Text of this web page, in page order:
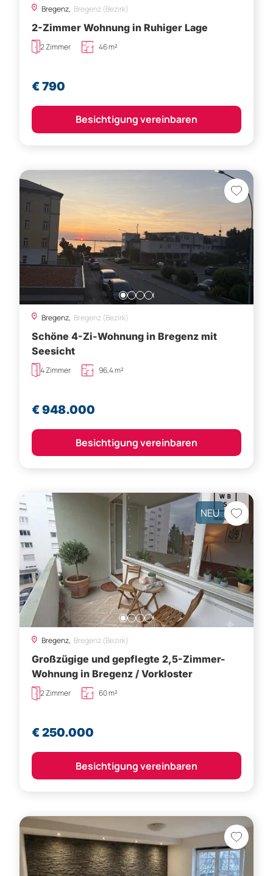
Bregenz, Bregenz (Bezirk)
2-Zimmer Wohnung in Ruhiger Lage
2 Zimmer 46 m²
€ 790
Besichtigung vereinbaren
Bregenz, Bregenz (Bezirk)
Schöne 4-Zi-Wohnung in Bregenz mit
Seesicht
4 Zimmer 96,4 m²
€ 948.000
Besichtigung vereinbaren
NEU
Bregenz, Bregenz (Bezirk)
Großzügige und gepflegte 2,5-Zimmer-
Wohnung in Bregenz / Vorkloster
2 Zimmer 60 m²
€ 250.000
Besichtigung vereinbaren